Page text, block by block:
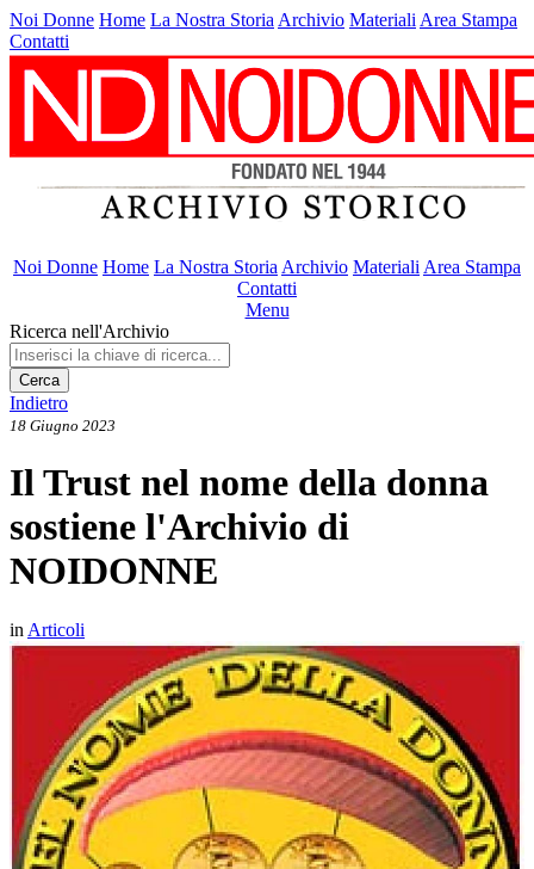
Noi Donne Home La Nostra Storia Archivio Materiali Area Stampa
Contatti
Noi Donne Home La Nostra Storia Archivio Materiali Area Stampa
Contatti
Menu
Ricerca nell'Archivio
Cerca
Indietro
18 Giugno 2023
Il Trust nel nome della donna
sostiene l'Archivio di
NOIDONNE
in Articoli